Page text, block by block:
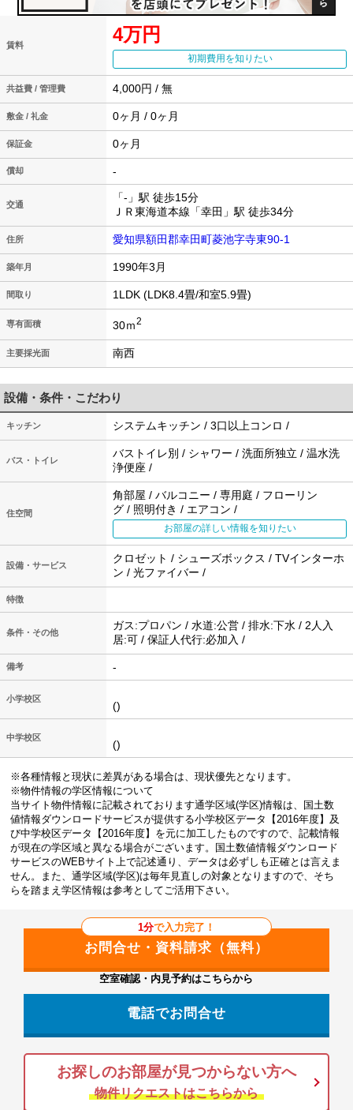
賃料 4万円
初期費用を知りたい
共益費 / 管理費 4,000円 / 無
敷金 / 礼金 0ヶ月 / 0ヶ月
保証金 0ヶ月
償却 -
交通
「-」駅 徒歩15分
ＪＲ東海道本線「幸田」駅 徒歩34分
住所 愛知県額田郡幸田町菱池字寺東90-1
築年月 1990年3月
間取り 1LDK (LDK8.4畳/和室5.9畳)
専有面積 30ｍ2
主要採光面 南西
設備・条件・こだわり
キッチン システムキッチン / 3口以上コンロ /
バス・トイレ
バストイレ別 / シャワー / 洗面所独立 / 温水洗
浄便座 /
住空間
角部屋 / バルコニー / 専用庭 / フローリン
グ / 照明付き / エアコン /
お部屋の詳しい情報を知りたい
設備・サービス
クロゼット / シューズボックス / TVインターホ
ン / 光ファイバー /
特徴
条件・その他
ガス:プロパン / 水道:公営 / 排水:下水 / 2人入
居:可 / 保証人代行:必加入 /
備考 -
小学校区
()
中学校区
()
※各種情報と現状に差異がある場合は、現状優先となります。
※物件情報の学区情報について
当サイト物件情報に記載されております通学区域(学区)情報は、国土数
値情報ダウンロードサービスが提供する小学校区データ【2016年度】及
び中学校区データ【2016年度】を元に加工したものですので、記載情報
が現在の学区域と異なる場合がございます。国土数値情報ダウンロード
サービスのWEBサイト上で記述通り、データは必ずしも正確とは言えま
せん。また、通学区域(学区)は毎年見直しの対象となりますので、そち
らを踏まえ学区情報は参考としてご活用下さい。
1分で入力完了！
空室確認・内見予約はこちらから
電話でお問合せ
お探しのお部屋が見つからない方へ
物件リクエストはこちらから